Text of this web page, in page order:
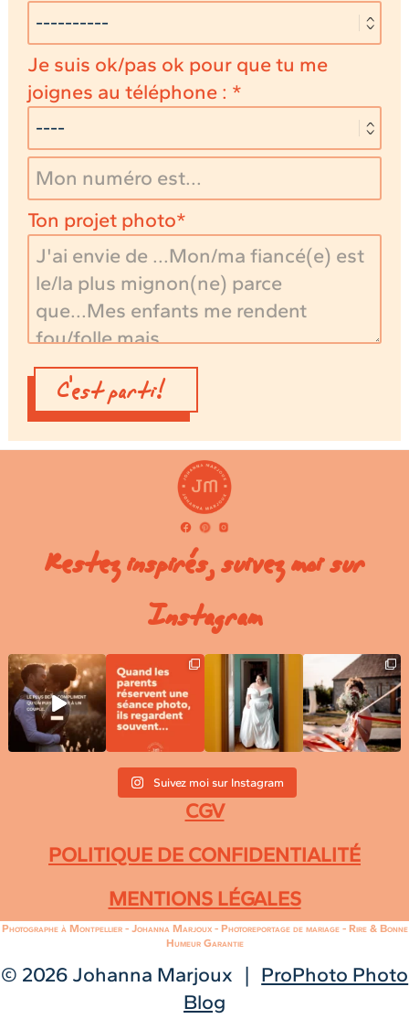
Je suis ok/pas ok pour que tu me
joignes au téléphone :
Ton projet photo
C'est parti!
Restez inspirés, suivez moi sur
Instagram
Suivez moi sur Instagram
CGV
POLITIQUE DE CONFIDENTIALITÉ
MENTIONS LÉGALES
Photographe à Montpellier - Johanna Marjoux - Photoreportage de mariage - Rire & Bonne
Humeur Garantie
© 2026 Johanna Marjoux | ProPhoto Photo
Blog